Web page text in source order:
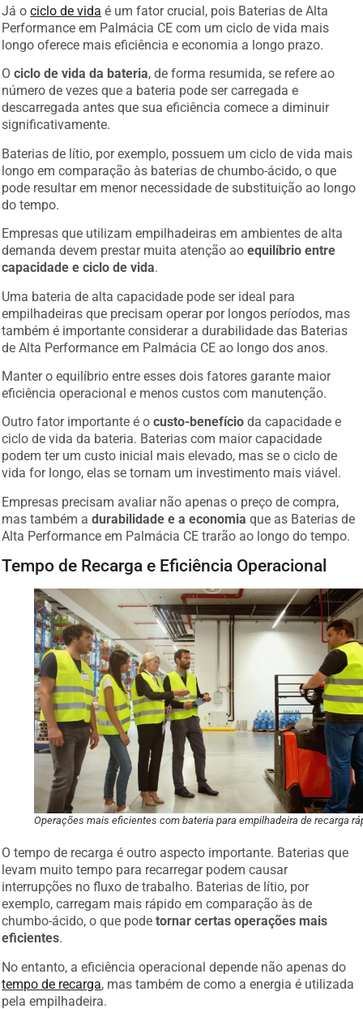
Já ociclo de vida é um fator crucial, pois Baterias de Alta
Performance em Palmácia CE com um ciclo de vida mais
longo oferece mais eficiência e economia a longo prazo.
Ociclo de vida da bateria , de forma resumida, se refere ao
número de vezes que a bateria pode ser carregada e
descarregada antes que sua eficiência comece a diminuir
significativamente.
Baterias de lítio, por exemplo, possuem um ciclo de vida mais
longo em comparação às baterias de chumbo-ácido, o que
pode resultar em menor necessidade de substituição ao longo
do tempo.
Empresas que utilizam empilhadeiras em ambientes de alta
demanda devem prestar muita atenção aoequilíbrio entre
capacidade e ciclo de vida
Uma bateria de alta capacidade pode ser ideal para
empilhadeiras que precisam operar por longos períodos, mas
também é importante considerar a durabilidade das Baterias
de Alta Performance em Palmácia CE ao longo dos anos.
Manter o equilíbrio entre esses dois fatores garante maior
eficiência operacional e menos custos com manutenção.
Outro fator importante é ocusto-benefício da capacidade e
ciclo de vida da bateria. Baterias com maior capacidade
podem ter um custo inicial mais elevado, mas se o ciclo de
vida for longo, elas se tornam um investimento mais viável.
Empresas precisam avaliar não apenas o preço de compra,
mas também adurabilidade e a economia que as Baterias de
Alta Performance em Palmácia CE trarão ao longo do tempo.
Tempo de Recarga e Eficiência Operacional
Operações mais eficientes com bateria para empilhadeira de recarga
O tempo de recarga é outro aspecto importante. Baterias que
levam muito tempo para recarregar podem causar
interrupções no fluxo de trabalho. Baterias de lítio, por
exemplo, carregam mais rápido em comparação às de
chumbo-ácido, o que podetornar certas operações mais
eficientes
No entanto, a eficiência operacional depende não apenas do
tempo de recarga , mas também de como a energia é utilizada
pela empilhadeira.